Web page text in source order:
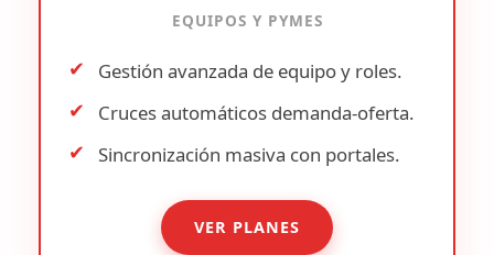
EQUIPOS Y PYMES
✔ Gestión avanzada de equipo y roles.
✔ Cruces automáticos demanda-oferta.
✔ Sincronización masiva con portales.
VER PLANES